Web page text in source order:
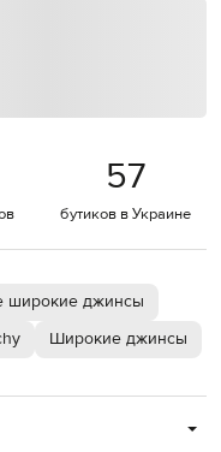
57
бутиков в Украине
широкие джинсы
Широкие джинсы